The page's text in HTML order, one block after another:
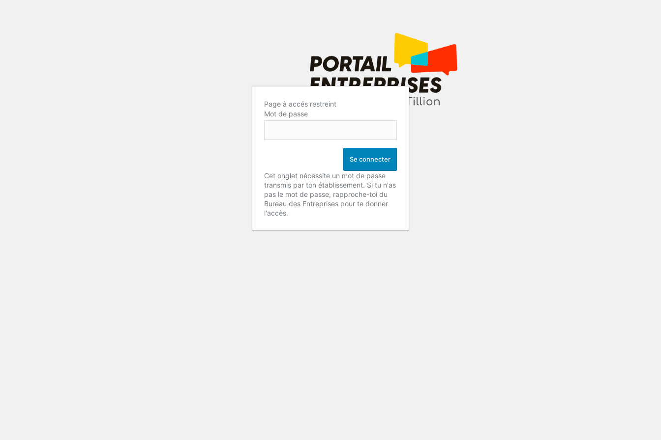
Page à accés restreint
Mot de passe
Cet onglet nécessite un mot de passe
transmis par ton établissement. Si tu n'as
pas le mot de passe, rapproche-toi du
Bureau des Entreprises pour te donner
l'accès.